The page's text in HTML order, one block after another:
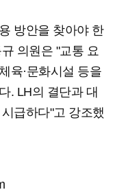
방안을 찾아야 한
의원은 "교통 요
육·문화시설 등을
. LH의 결단과 대
급하다"고 강조했